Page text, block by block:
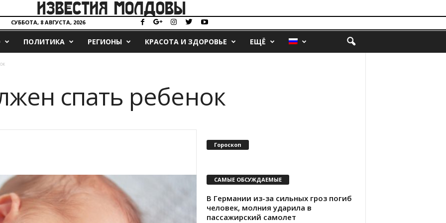
СУББОТА, 8 АВГУСТА, 2026
ПОЛИТИКА РЕГИОНЫ КРАСОТА И ЗДОРОВЬЕ ЕЩЁ
спать ребенок
Гороскоп
САМЫЕ ОБСУЖДАЕМЫЕ
В Германии из-за сильных гроз погиб
человек, молния ударила в
пассажирский самолет